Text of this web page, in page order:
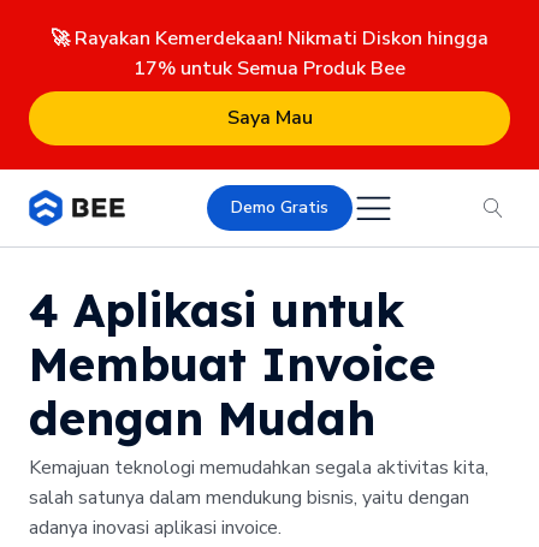
🚀 Rayakan Kemerdekaan! Nikmati Diskon hingga
17% untuk Semua Produk Bee
Saya Mau
Demo Gratis
4 Aplikasi untuk
Membuat Invoice
dengan Mudah
Kemajuan teknologi memudahkan segala aktivitas kita,
salah satunya dalam mendukung bisnis, yaitu dengan
adanya inovasi aplikasi invoice.